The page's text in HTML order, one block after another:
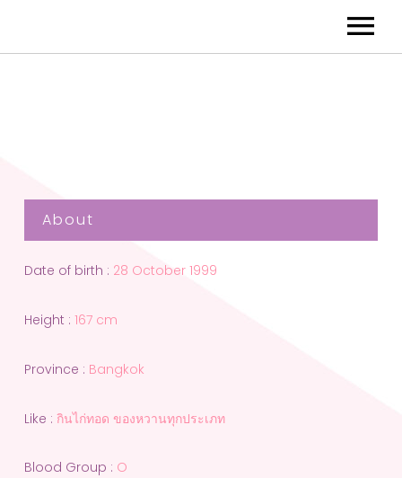
About
Date of birth : 28 October 1999
Height : 167 cm
Province : Bangkok
Like : กินไก่ทอด ของหวานทุกประเภท
Blood Group : O